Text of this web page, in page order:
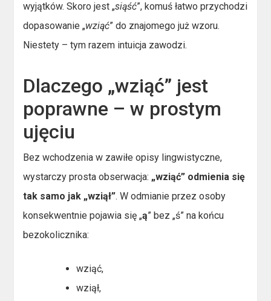
wyjątków. Skoro jest „siąść”, komuś łatwo przychodzi
dopasowanie „wziąć” do znajomego już wzoru.
Niestety – tym razem intuicja zawodzi.
Dlaczego „wziąć” jest
poprawne – w prostym
ujęciu
Bez wchodzenia w zawiłe opisy lingwistyczne,
wystarczy prosta obserwacja: „wziąć” odmienia się
tak samo jak „wziął”. W odmianie przez osoby
konsekwentnie pojawia się „ą” bez „ś” na końcu
bezokolicznika:
wziąć,
wziął,